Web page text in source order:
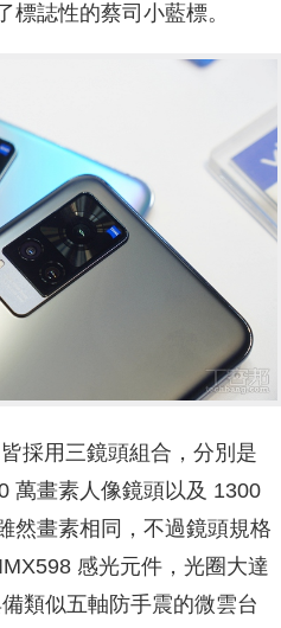
標誌性的蔡司小藍標。
採用三鏡頭組合，分別是
萬畫素人像鏡頭以及 1300
然畫素相同，不過鏡頭規格
感光元件，光圈大達
類似五軸防手震的微雲台